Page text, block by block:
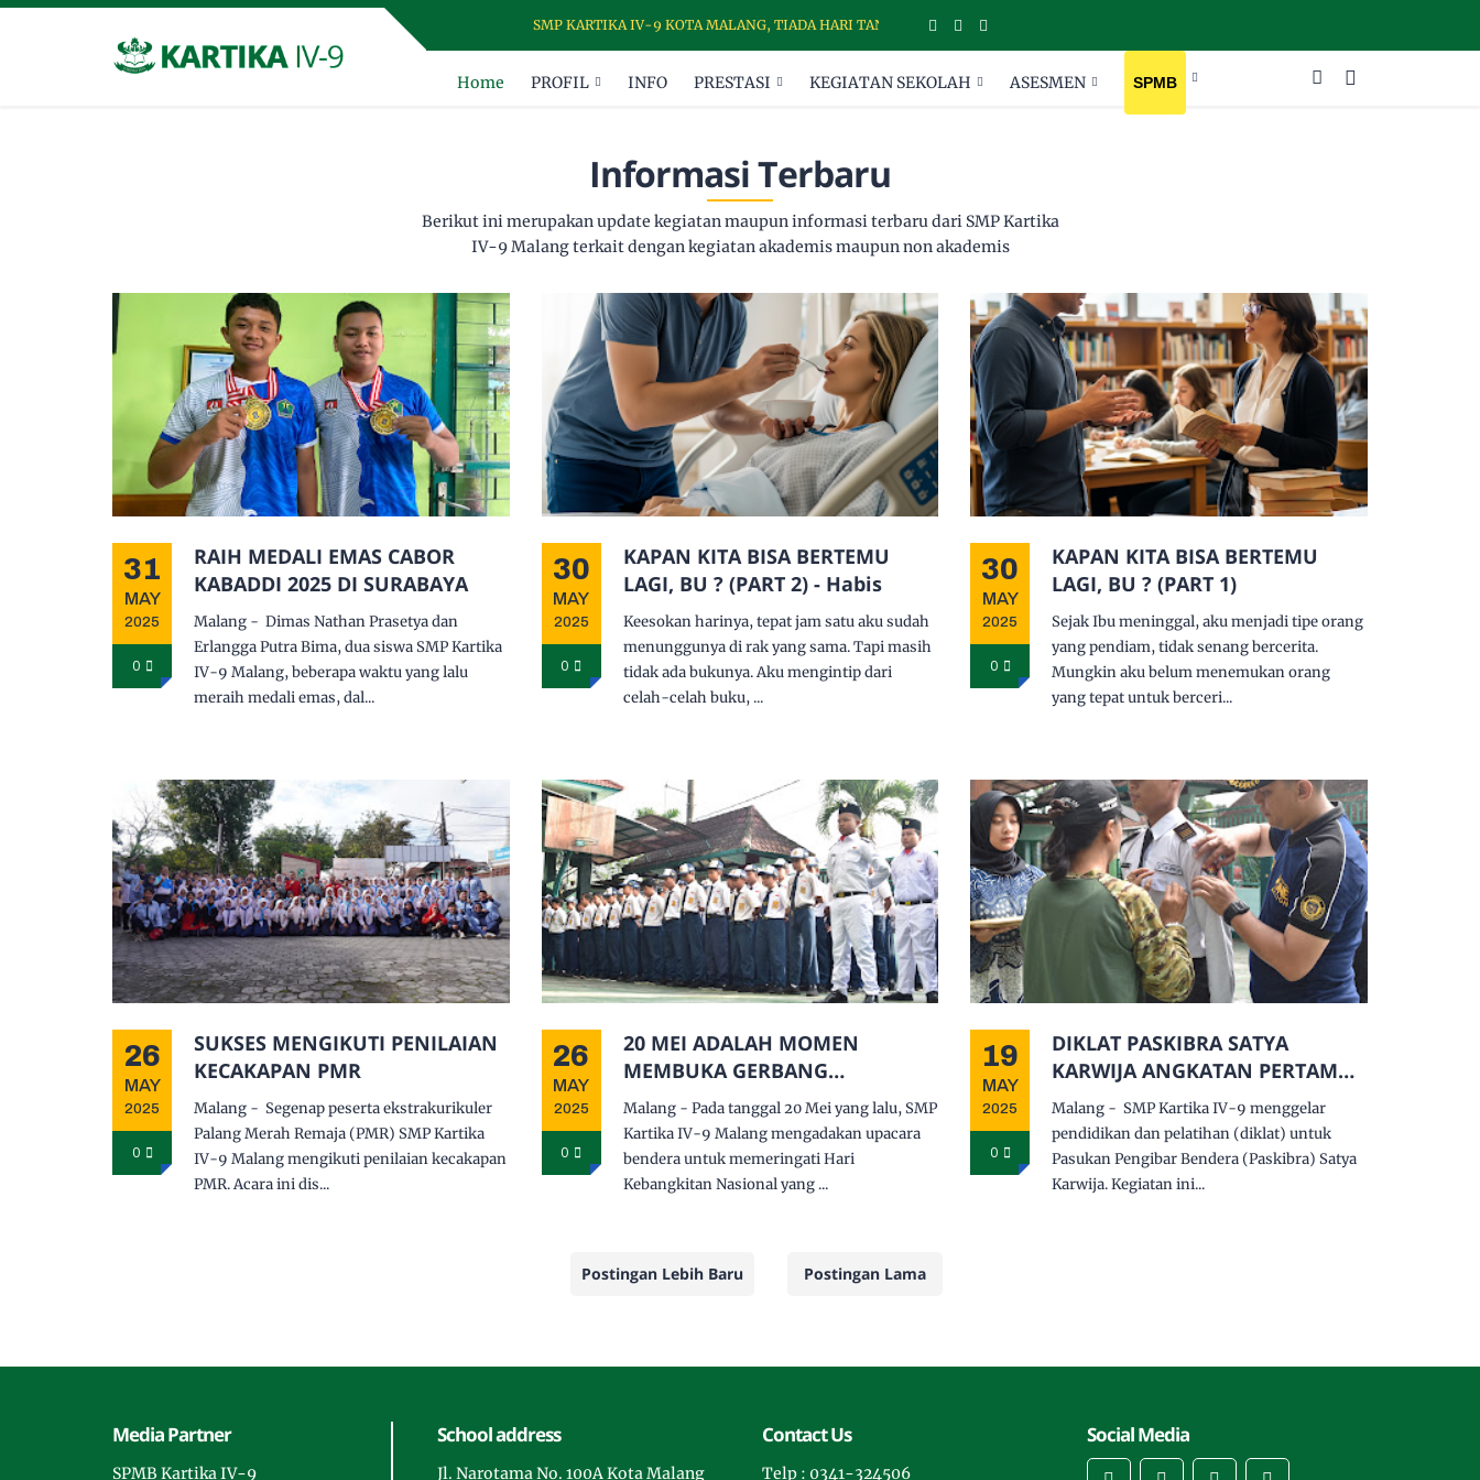
SMP KARTIKA IV-9 KOTA MALANG, TIADA HARI TANPA DISIPLIN
Home PROFIL INFO PRESTASI KEGIATAN SEKOLAH ASESMEN SPMB
Informasi Terbaru
Berikut ini merupakan update kegiatan maupun informasi terbaru dari SMP Kartika
IV-9 Malang terkait dengan kegiatan akademis maupun non akademis
31
MAY
2025
0
RAIH MEDALI EMAS CABOR
KABADDI 2025 DI SURABAYA
Malang - Dimas Nathan Prasetya dan
Erlangga Putra Bima, dua siswa SMP Kartika
IV-9 Malang, beberapa waktu yang lalu
meraih medali emas, dal...
30
MAY
2025
0
KAPAN KITA BISA BERTEMU
LAGI, BU ? (PART 2) - Habis
Keesokan harinya, tepat jam satu aku sudah
menunggunya di rak yang sama. Tapi masih
tidak ada bukunya. Aku mengintip dari
celah-celah buku, ...
30
MAY
2025
0
KAPAN KITA BISA BERTEMU
LAGI, BU ? (PART 1)
Sejak Ibu meninggal, aku menjadi tipe orang
yang pendiam, tidak senang bercerita.
Mungkin aku belum menemukan orang
yang tepat untuk berceri...
26
MAY
2025
0
SUKSES MENGIKUTI PENILAIAN
KECAKAPAN PMR
Malang - Segenap peserta ekstrakurikuler
Palang Merah Remaja (PMR) SMP Kartika
IV-9 Malang mengikuti penilaian kecakapan
PMR. Acara ini dis...
26
MAY
2025
0
20 MEI ADALAH MOMEN
MEMBUKA GERBANG
KEBANGKITAN
Malang - Pada tanggal 20 Mei yang lalu, SMP
Kartika IV-9 Malang mengadakan upacara
bendera untuk memeringati Hari
Kebangkitan Nasional yang ...
19
MAY
2025
0
DIKLAT PASKIBRA SATYA
KARWIJA ANGKATAN PERTAMA :
SUKSES
Malang - SMP Kartika IV-9 menggelar
pendidikan dan pelatihan (diklat) untuk
Pasukan Pengibar Bendera (Paskibra) Satya
Karwija. Kegiatan ini...
Postingan Lebih Baru Postingan Lama
Media Partner
SPMB Kartika IV-9
School address
Jl. Narotama No. 100A Kota Malang
Contact Us
Telp : 0341-324506
Social Media